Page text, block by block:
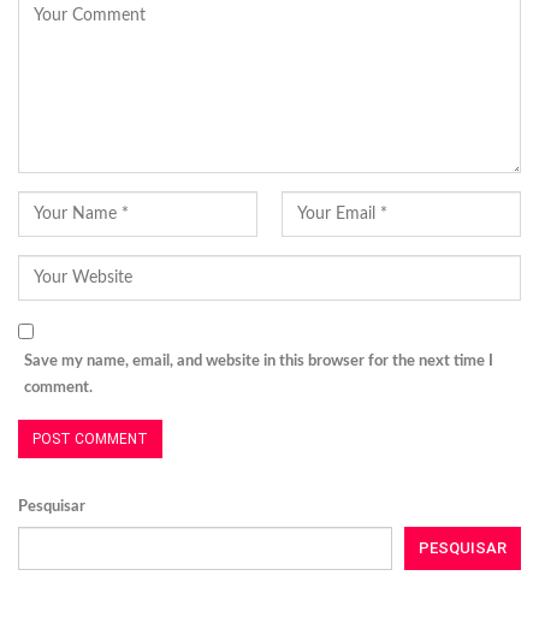
Save my name, email, and website in this browser for the next time I
comment.
Pesquisar
PESQUISAR